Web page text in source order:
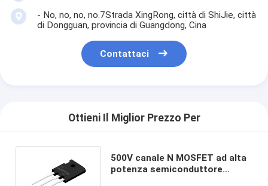
- No, no, no, no.7Strada XingRong, città di ShiJie, città
di Dongguan, provincia di Guangdong, Cina
Contattaci
Ottieni Il Miglior Prezzo Per
500V canale N MOSFET ad alta
potenza semiconduttore